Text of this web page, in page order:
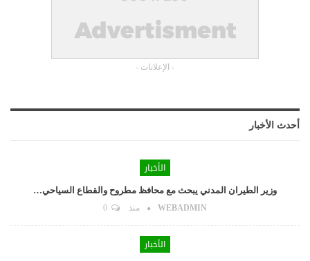
- الإعلانات -
أحدث الأخبار
الأخبار
وزير الطيران المدني يبحث مع محافظ مطروح والقطاع السياحي…
WEBADMIN منذ
الأخبار